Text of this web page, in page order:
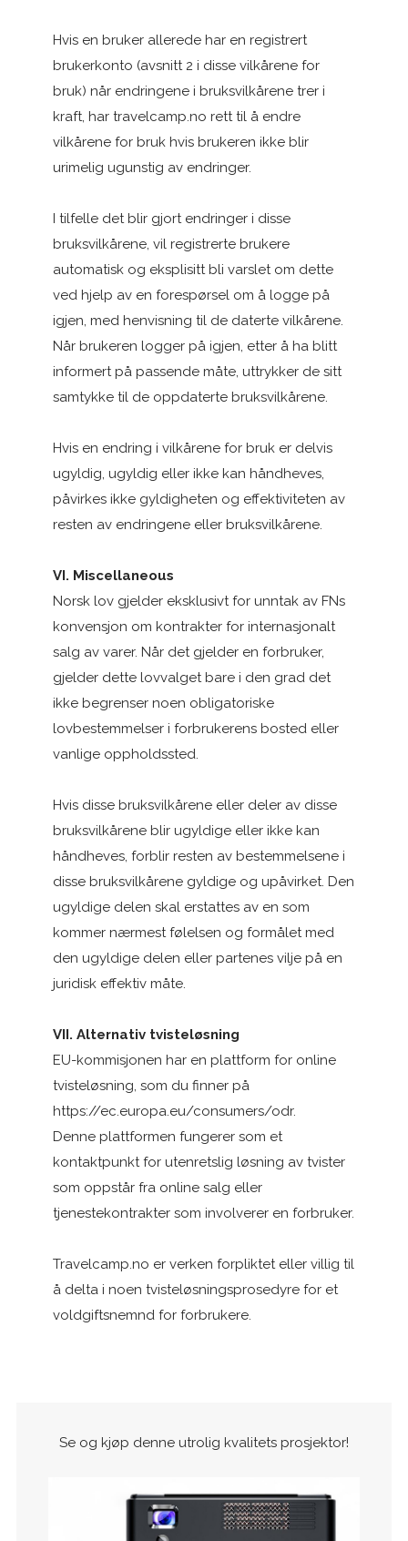
Hvis en bruker allerede har en registrert
brukerkonto (avsnitt 2 i disse vilkårene for
bruk) når endringene i bruksvilkårene trer i
kraft, har travelcamp.no rett til å endre
vilkårene for bruk hvis brukeren ikke blir
urimelig ugunstig av endringer.
I tilfelle det blir gjort endringer i disse
bruksvilkårene, vil registrerte brukere
automatisk og eksplisitt bli varslet om dette
ved hjelp av en forespørsel om å logge på
igjen, med henvisning til de daterte vilkårene.
Når brukeren logger på igjen, etter å ha blitt
informert på passende måte, uttrykker de sitt
samtykke til de oppdaterte bruksvilkårene.
Hvis en endring i vilkårene for bruk er delvis
ugyldig, ugyldig eller ikke kan håndheves,
påvirkes ikke gyldigheten og effektiviteten av
resten av endringene eller bruksvilkårene.
VI. Miscellaneous
Norsk lov gjelder eksklusivt for unntak av FNs
konvensjon om kontrakter for internasjonalt
salg av varer. Når det gjelder en forbruker,
gjelder dette lovvalget bare i den grad det
ikke begrenser noen obligatoriske
lovbestemmelser i forbrukerens bosted eller
vanlige oppholdssted.
Hvis disse bruksvilkårene eller deler av disse
bruksvilkårene blir ugyldige eller ikke kan
håndheves, forblir resten av bestemmelsene i
disse bruksvilkårene gyldige og upåvirket. Den
ugyldige delen skal erstattes av en som
kommer nærmest følelsen og formålet med
den ugyldige delen eller partenes vilje på en
juridisk effektiv måte.
VII. Alternativ tvisteløsning
EU-kommisjonen har en plattform for online
tvisteløsning, som du finner på
https://ec.europa.eu/consumers/odr.
Denne plattformen fungerer som et
kontaktpunkt for utenretslig løsning av tvister
som oppstår fra online salg eller
tjenestekontrakter som involverer en forbruker.
Travelcamp.no er verken forpliktet eller villig til
å delta i noen tvisteløsningsprosedyre for et
voldgiftsnemnd for forbrukere.
Se og kjøp denne utrolig kvalitets prosjektor!